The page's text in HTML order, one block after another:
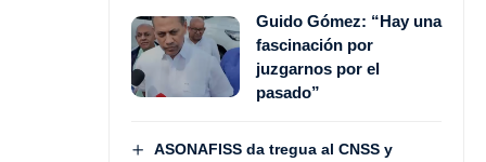
Guido Gómez: “Hay una
fascinación por
juzgarnos por el
pasado”
ASONAFISS da tregua al CNSS y